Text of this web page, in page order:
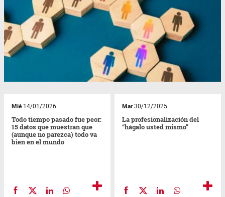
Mié14/01/2026
Todo tiempo pasado fue peor:
15 datos que muestran que
(aunque no parezca) todo va
bien en el mundo
Mar30/12/2025
La profesionalización del
“hágalo usted mismo”